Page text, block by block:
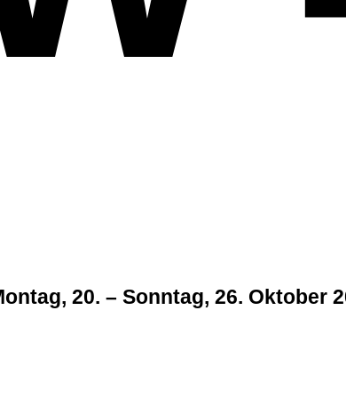
20. – Sonntag, 26. Oktober